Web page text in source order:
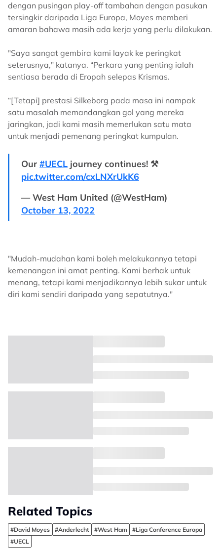
dengan pusingan play-off tambahan dengan pasukan
tersingkir daripada Liga Europa, Moyes memberi
amaran bahawa masih ada kerja yang perlu dilakukan.
"Saya sangat gembira kami layak ke peringkat
seterusnya," katanya. “Perkara yang penting ialah
sentiasa berada di Eropah selepas Krismas.
“[Tetapi] prestasi Silkeborg pada masa ini nampak
satu masalah memandangkan gol yang mereka
jaringkan, jadi kami masih memerlukan satu mata
untuk menjadi pemenang peringkat kumpulan.
Our #UECL journey continues! ⚒️
pic.twitter.com/cxLNXrUkK6
— West Ham United (@WestHam)
October 13, 2022
"Mudah-mudahan kami boleh melakukannya tetapi
kemenangan ini amat penting. Kami berhak untuk
menang, tetapi kami menjadikannya lebih sukar untuk
diri kami sendiri daripada yang sepatutnya."
Related Topics
#David Moyes #Anderlecht #West Ham
#Liga Conference Europa
#UECL